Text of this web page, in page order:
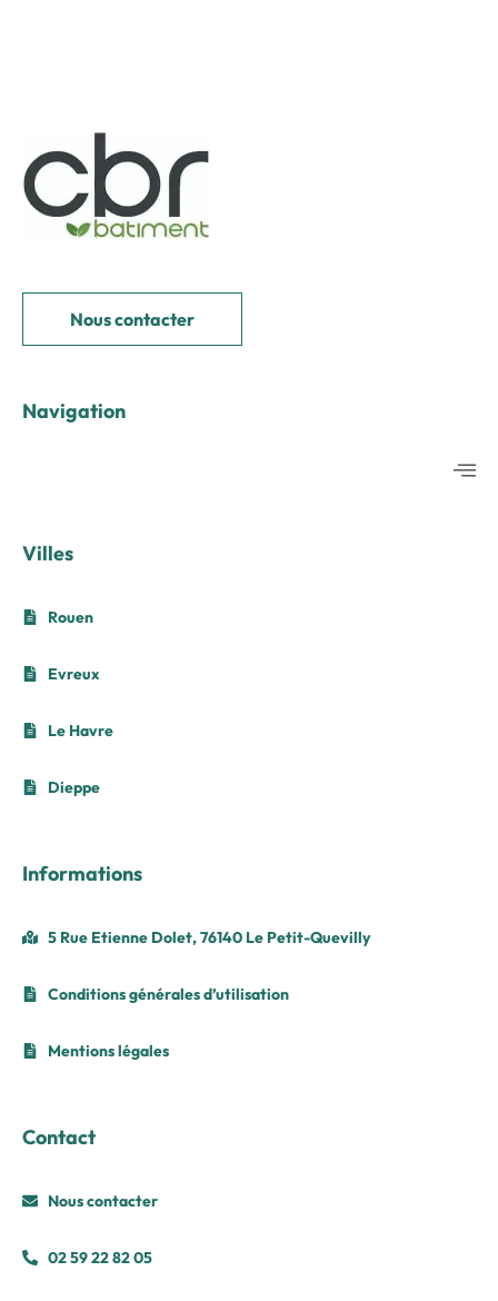
Nous contacter
Navigation
Villes
Rouen
Evreux
Le Havre
Dieppe
Informations
5 Rue Etienne Dolet, 76140 Le Petit-Quevilly
Conditions générales d’utilisation
Mentions légales
Contact
Nous contacter
02 59 22 82 05